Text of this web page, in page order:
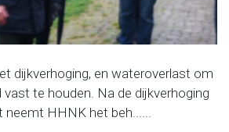
dijkverhoging, en wateroverlast om
te houden. Na de dijkverhoging
neemt HHNK het beh......